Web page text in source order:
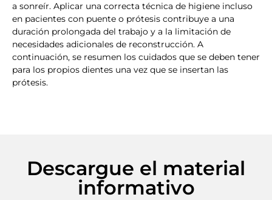
a sonreír. Aplicar una correcta técnica de higiene incluso
en pacientes con puente o prótesis contribuye a una
duración prolongada del trabajo y a la limitación de
necesidades adicionales de reconstrucción. A
continuación, se resumen los cuidados que se deben tener
para los propios dientes una vez que se insertan las
prótesis.
Descargue el material
informativo